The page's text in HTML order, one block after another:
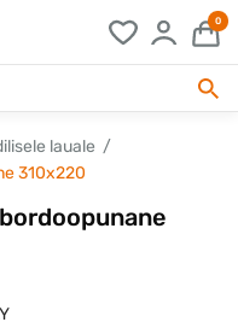
0
lauale
310x220